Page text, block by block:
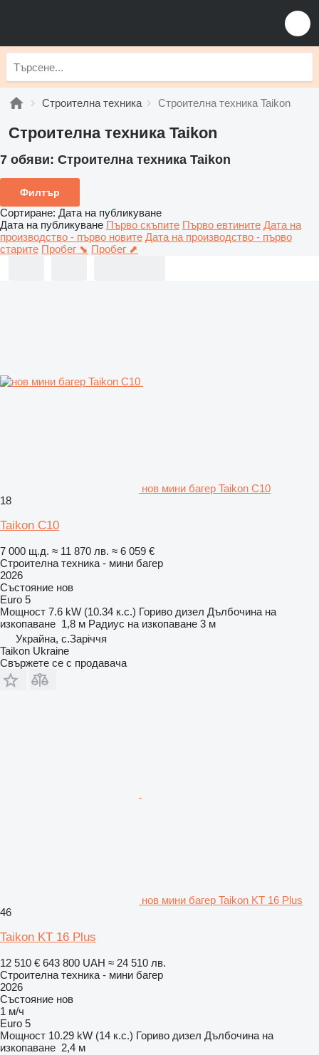
Строителна техника Строителна техника Taikon
Строителна техника Taikon
7 обяви: Строителна техника Taikon
Филтър
Сортиране: Дата на публикуване
Дата на публикуване Първо скъпите Първо евтините Дата на
производство - първо новите Дата на производство - първо
старите Пробег ⬊ Пробег ⬈
нов мини багер Taikon C10
18
Taikon C10
7 000 щ.д. ≈ 11 870 лв. ≈ 6 059 €
Строителна техника - мини багер
2026
Състояние нов
Euro 5
Мощност 7.6 kW (10.34 к.с.) Гориво дизел Дълбочина на
изкопаване 1,8 м Радиус на изкопаване 3 м
Украйна, с.Заріччя
Taikon Ukraine
Свържете се с продавача
нов мини багер Taikon KT 16 Plus
46
Taikon KT 16 Plus
12 510 € 643 800 UAH ≈ 24 510 лв.
Строителна техника - мини багер
2026
Състояние нов
1 м/ч
Euro 5
Мощност 10.29 kW (14 к.с.) Гориво дизел Дълбочина на
изкопаване 2,4 м